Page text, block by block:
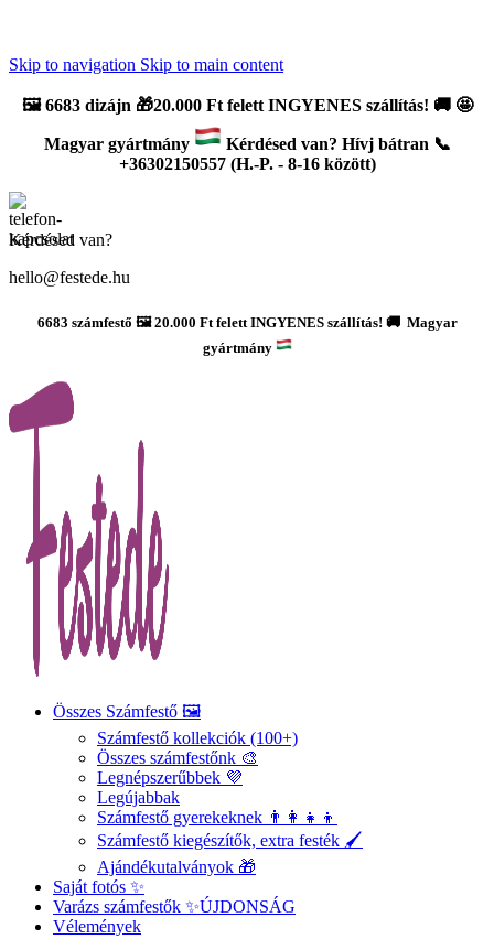
Skip to navigation Skip to main content
🖼️6683 dizájn 🎁20.000 Ft felett INGYENES szállítás! 🚚 🤩
Magyar gyártmány
Kérdésed van? Hívj bátran 📞
+36302150557 (H.-P. - 8-16 között)
Kérdésed van?
hello@festede.hu
6683 számfestő 🖼️ 20.000 Ft felett INGYENES szállítás! 🚚 Magyar
gyártmány
Összes Számfestő 🖼️
Számfestő kollekciók (100+)
Összes számfestőnk 🎨
Legnépszerűbbek 💜
Legújabbak
Számfestő gyerekeknek 👨‍👩‍👧‍👦
Számfestő kiegészítők, extra festék 🖌️
Ajándékutalványok 🎁
Saját fotós ✨
Varázs számfestők ✨ÚJDONSÁG
Vélemények